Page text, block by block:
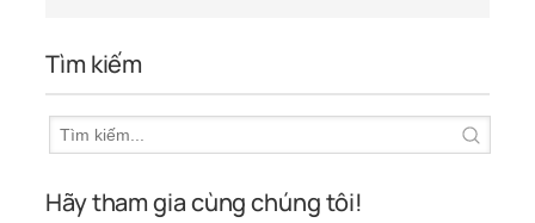
Tìm kiếm
Hãy tham gia cùng chúng tôi!